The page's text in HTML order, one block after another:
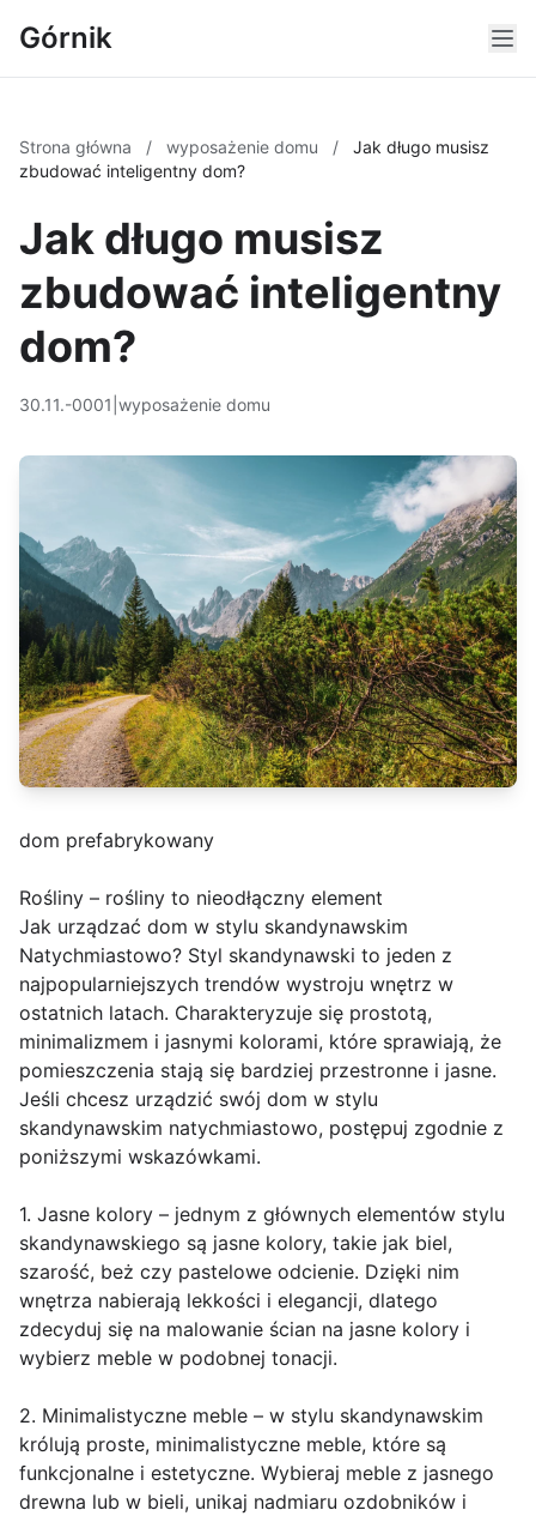
Górnik
Strona główna / wyposażenie domu /
Jak długo musisz
zbudować inteligentny dom?
Jak długo musisz
zbudować inteligentny
dom?
30.11.-0001 wyposażenie domu
dom prefabrykowany
Rośliny – rośliny to nieodłączny element
Jak urządzać dom w stylu skandynawskim
Natychmiastowo? Styl skandynawski to jeden z
najpopularniejszych trendów wystroju wnętrz w
ostatnich latach. Charakteryzuje się prostotą,
minimalizmem i jasnymi kolorami, które sprawiają, że
pomieszczenia stają się bardziej przestronne i jasne.
Jeśli chcesz urządzić swój dom w stylu
skandynawskim natychmiastowo, postępuj zgodnie z
poniższymi wskazówkami.
1. Jasne kolory – jednym z głównych elementów stylu
skandynawskiego są jasne kolory, takie jak biel,
szarość, beż czy pastelowe odcienie. Dzięki nim
wnętrza nabierają lekkości i elegancji, dlatego
zdecyduj się na malowanie ścian na jasne kolory i
wybierz meble w podobnej tonacji.
2. Minimalistyczne meble – w stylu skandynawskim
królują proste, minimalistyczne meble, które są
funkcjonalne i estetyczne. Wybieraj meble z jasnego
drewna lub w bieli, unikaj nadmiaru ozdobników i